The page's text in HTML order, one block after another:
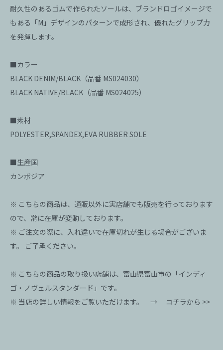
耐久性のあるゴムで作られたソールは、ブランドロゴイメージで
もある「M」デザインのパターンで成形され、優れたグリップ力
を発揮します。
■カラー
BLACK DENIM/BLACK（品番 MS024030）
BLACK NATIVE/BLACK（品番 MS024025）
■素材
POLYESTER,SPANDEX,EVA RUBBER SOLE
■生産国
カンボジア
※ こちらの商品は、通販以外に実店舗でも販売を行っております
ので、常に在庫が変動しております。
※ ご注文の際に、入れ違いで在庫切れが生じる場合がございま
す。 ご了承ください。
※ こちらの商品の取り扱い店舗は、富山県富山市の「インディ
ゴ・ノヴェルスタンダード」です。
※ 当店の詳しい情報をご覧いただけます。 → コチラから >>